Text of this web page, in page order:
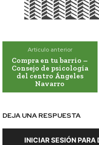
Artículo anterior
Compra en tu barrio –
Consejo de psicología
del centro Ángeles
Navarro
DEJA UNA RESPUESTA
INICIAR SESIÓN